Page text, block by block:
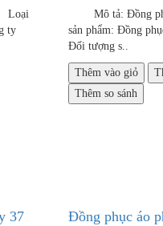
Loại
ty
Mô tả: Đồng
sản phẩm: Đồng
Đối tượng s..
Thêm vào giỏ
Thêm so sánh
37 Đồng phục áo